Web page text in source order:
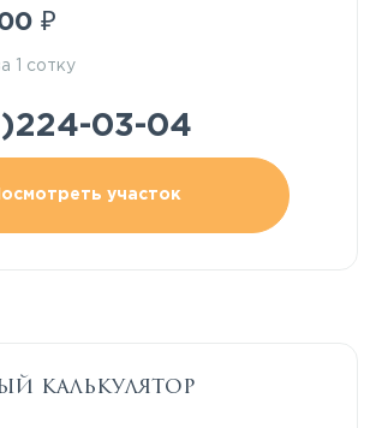
₽
1 сотку
03-04
участок
калькулятор